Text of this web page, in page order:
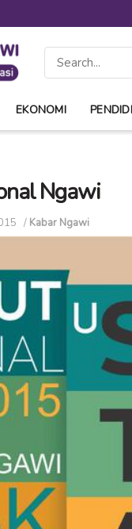
EKONOMI
Ngawi
/ Kabar Ngawi